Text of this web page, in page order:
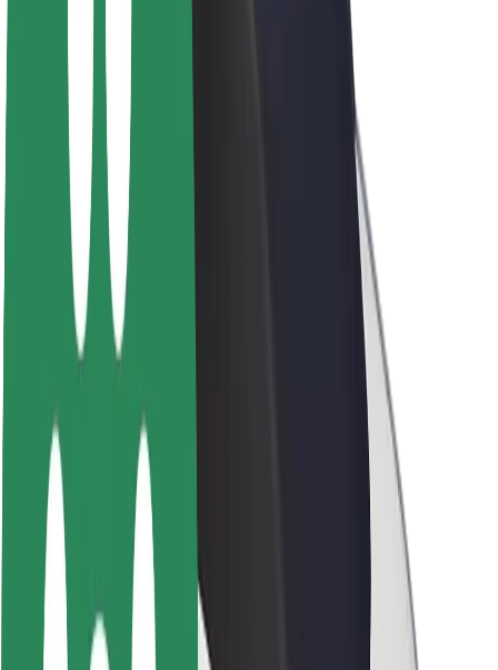
Virksomhed
Karrierer
Om Bolt
Bæredygtighed hos Bolt
Project Zero
Blog
Nyhedsrum
Mission
Investorrelationer
Ledelse
Brand
Medier
Urban Fund
Sikkerhed